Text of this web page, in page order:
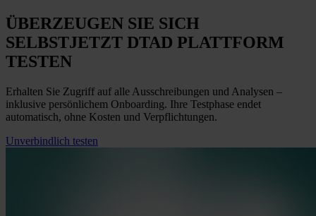
ÜBERZEUGEN SIE SICH
SELBSTJETZT DTAD PLATTFORM
TESTEN
Erhalten Sie Zugriff auf alle Ausschreibungen und Analysen –
inklusive persönlichem Onboarding. Ihre Testphase endet
automatisch, ohne Kosten und Verpflichtungen.
Unverbindlich testen